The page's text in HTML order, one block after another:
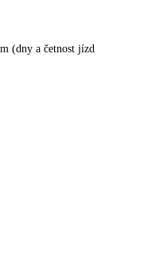
(dny a četnost jízd